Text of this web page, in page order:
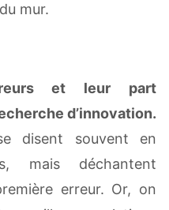
mur.
et leur part
d’innovation.
disent souvent en
mais déchantent
erreur. Or, on